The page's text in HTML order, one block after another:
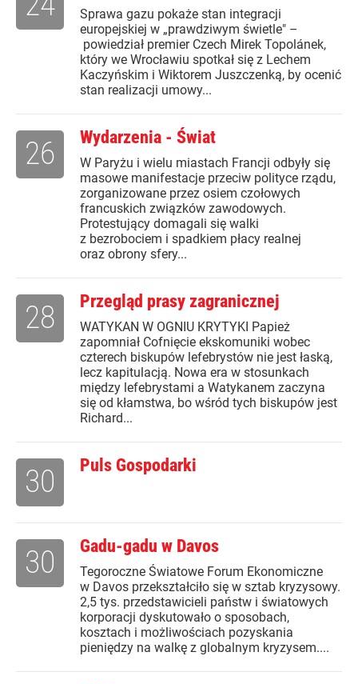
Sprawa gazu pokaże stan integracji
europejskiej w „prawdziwym świetle" –
powiedział premier Czech Mirek Topolánek,
który we Wrocławiu spotkał się z Lechem
Kaczyńskim i Wiktorem Juszczenką, by ocenić
stan realizacji umowy...
Wydarzenia - Świat
W Paryżu i wielu miastach Francji odbyły się
masowe manifestacje przeciw polityce rządu,
zorganizowane przez osiem czołowych
francuskich związków zawodowych.
Protestujący domagali się walki
z bezrobociem i spadkiem płacy realnej
oraz obrony sfery...
26
Przegląd prasy zagranicznej
WATYKAN W OGNIU KRYTYKI Papież
zapomniał Cofnięcie ekskomuniki wobec
czterech biskupów lefebrystów nie jest łaską,
lecz kapitulacją. Nowa era w stosunkach
między lefebrystami a Watykanem zaczyna
się od kłamstwa, bo wśród tych biskupów jest
Richard...
28
Puls Gospodarki
30
Gadu-gadu w Davos
Tegoroczne Światowe Forum Ekonomiczne
w Davos przekształciło się w sztab kryzysowy.
2,5 tys. przedstawicieli państw i światowych
korporacji dyskutowało o sposobach,
kosztach i możliwościach pozyskania
pieniędzy na walkę z globalnym kryzysem....
30